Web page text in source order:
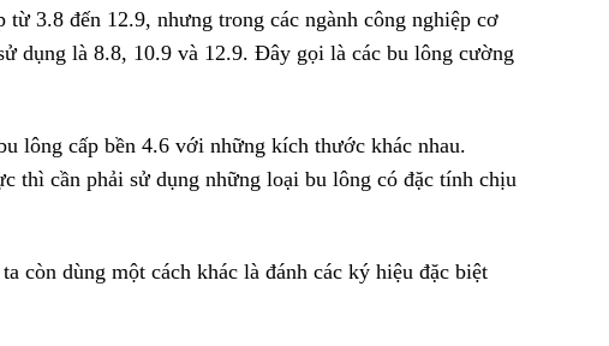
3.8 đến 12.9, nhưng trong các ngành công nghiệp cơ
dụng là 8.8, 10.9 và 12.9. Đây gọi là các bu lông cường
lông cấp bền 4.6 với những kích thước khác nhau.
thì cần phải sử dụng những loại bu lông có đặc tính chịu
còn dùng một cách khác là đánh các ký hiệu đặc biệt